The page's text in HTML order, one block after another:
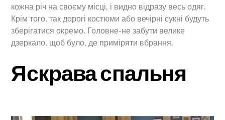
кожна річ на своєму місці, і видно відразу весь одяг.
Крім того, так дорогі костюми або вечірні сукні будуть
зберігатися окремо. Головне-не забути велике
дзеркало, щоб було, де приміряти вбрання.
Яскрава спальня